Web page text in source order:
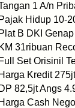
1 A/n
Pajak Hidup 10-
Plat B DKI Genap
KM 31ribuan
Full Set Orisinil
Harga Kredit
DP 82,5jt Angs
Harga Cash